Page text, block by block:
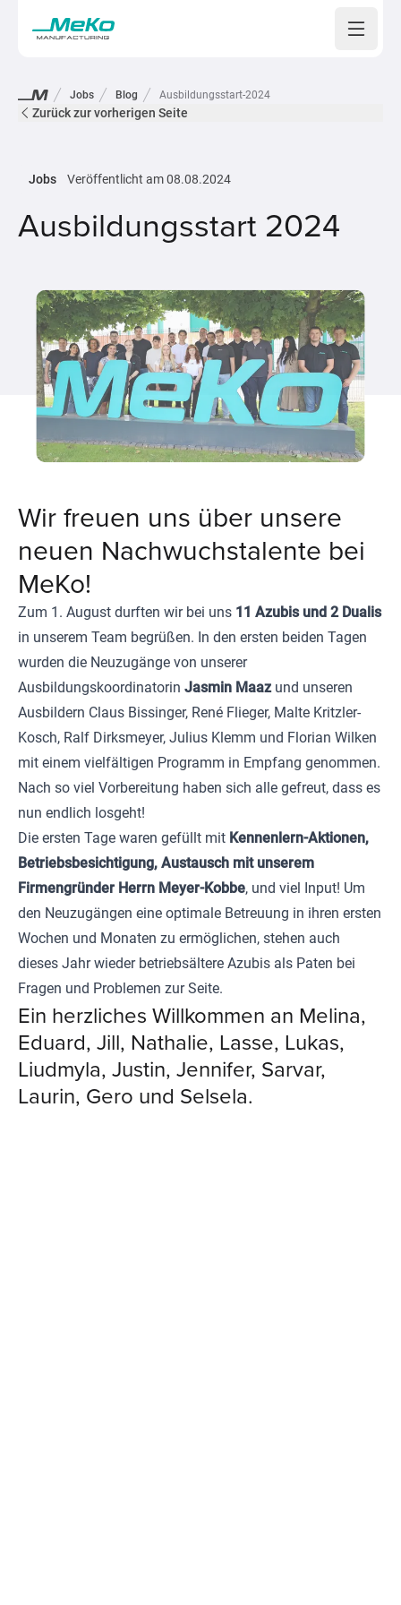
Open
Jobs Blog Ausbildungsstart-2024
Zurück zur vorherigen Seite
Jobs Veröffentlicht am08.08.2024
Ausbildungsstart 2024
Wir freuen uns über unsere
neuen Nachwuchstalente bei
MeKo!
Zum 1. August durften wir bei uns 11 Azubis und 2 Dualis
in unserem Team begrüßen. In den ersten beiden Tagen
wurden die Neuzugänge von unserer
Ausbildungskoordinatorin Jasmin Maazund unseren
Ausbildern Claus Bissinger, René Flieger, Malte Kritzler-
Kosch, Ralf Dirksmeyer, Julius Klemm und Florian Wilken
mit einem vielfältigen Programm in Empfang genommen.
Nach so viel Vorbereitung haben sich alle gefreut, dass es
nun endlich losgeht!
Die ersten Tage waren gefüllt mit Kennenlern-Aktionen,
Betriebsbesichtigung, Austausch mit unserem
Firmengründer Herrn Meyer-Kobbe, und viel Input! Um
den Neuzugängen eine optimale Betreuung in ihren ersten
Wochen und Monaten zu ermöglichen, stehen auch
dieses Jahr wieder betriebsältere Azubis als Paten bei
Fragen und Problemen zur Seite.
Ein herzliches Willkommen an Melina,
Eduard, Jill, Nathalie, Lasse, Lukas,
Liudmyla, Justin, Jennifer, Sarvar,
Laurin, Gero und Selsela.